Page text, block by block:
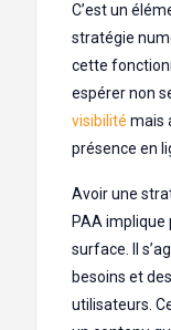
C’est un
stratégie
cette
espérer non
visibilité mais
présence en
Avoir une
PAA implique
surface. Il
besoins et
utilisateurs.